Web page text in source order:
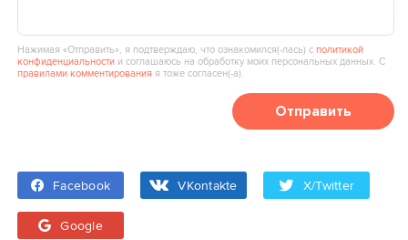
Нажимая «Отправить», я подтверждаю, что ознакомился(‑лась) сполитикой
конфиденциальности и соглашаюсь на обработку моих персональных данных. С
правилами комментирования я тоже согласен(‑а).
Отправить
Facebook VKontakte X/Twitter
Google